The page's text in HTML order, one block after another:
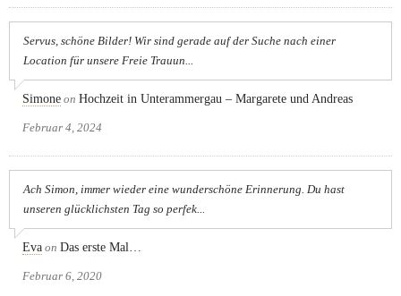
Servus, schöne Bilder! Wir sind gerade auf der Suche nach einer
Location für unsere Freie Trauun...
Simone on Hochzeit in Unterammergau – Margarete und Andreas
Februar 4, 2024
Ach Simon, immer wieder eine wunderschöne Erinnerung. Du hast
unseren glücklichsten Tag so perfek...
Eva on Das erste Mal…
Februar 6, 2020